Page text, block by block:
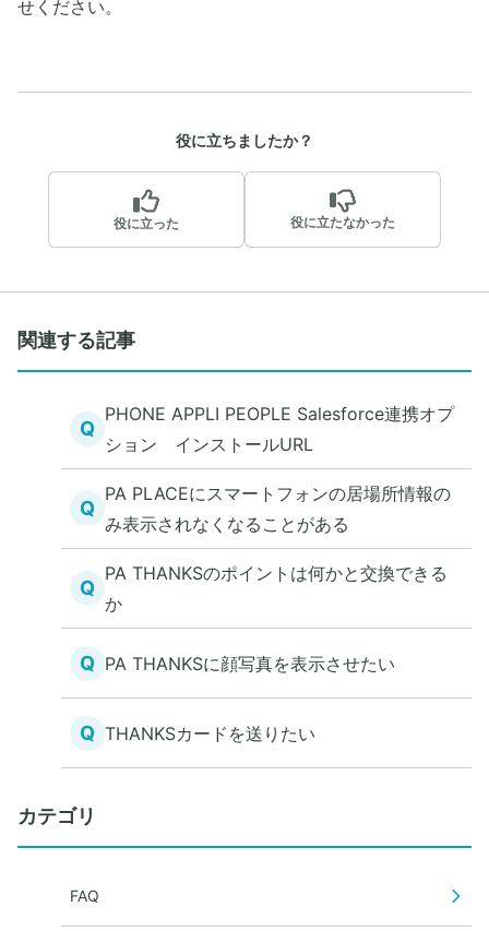
せください。
役に立ちましたか？
役に立った 役に立たなかった
関連する記事
Q
PHONE APPLI PEOPLE Salesforce連携オプ
ション インストールURL
Q
PA PLACEにスマートフォンの居場所情報の
み表示されなくなることがある
Q
PA THANKSのポイントは何かと交換できる
か
Q PA THANKSに顔写真を表示させたい
Q THANKSカードを送りたい
カテゴリ
FAQ